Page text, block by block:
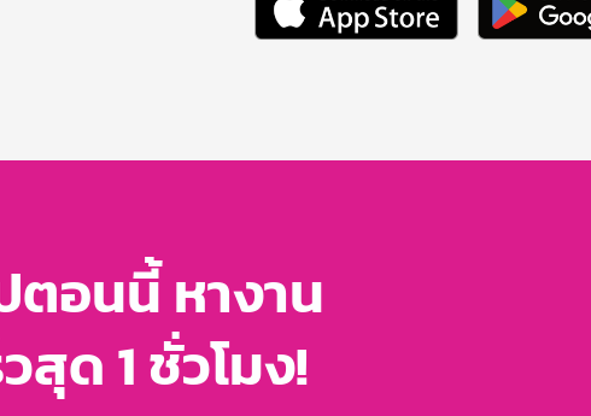
ตอนนี้ หางาน
สุด 1 ชั่วโมง!